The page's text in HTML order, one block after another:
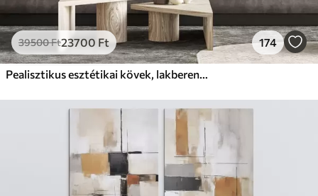
Eco-Prémium
Tól12405Ft
✓Élénk, gazdag színek
✓Fakulásálló
Vászonhatású felület
Környezetbarát anyag
39500Ft23700 Ft 174
Pealisztikus esztétikai kövek, lakberendezés, természetes megvilágítás